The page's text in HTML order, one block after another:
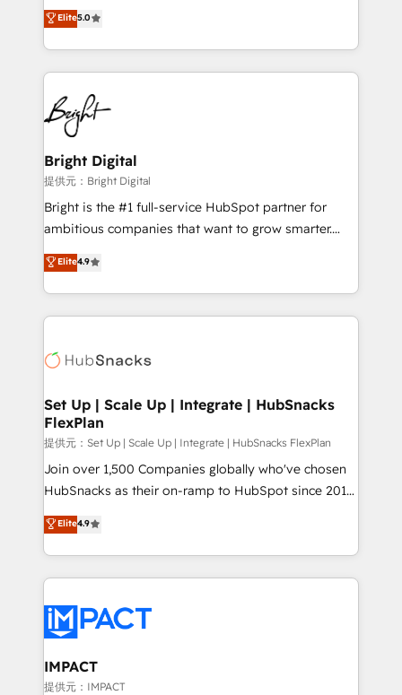
Growth-Driven Design Agency of the Year 🏆2016
Sales Enablement HubSpot Impact Award 🏆2015
HubSpot COS Performance Award 🏆2014 HubSpot
COS Design Award 🏆2013 HubSpot Marketplace
Partner 📆Founded in 1997
and nonprofits — to streamline operations, scale
revenue, and unlock the full potential of HubSpot.
With deep technical and industry expertise, we fuse
automation, integration, and AI innovation to deliver
lasting impact. We specialize in: • Turnkey and end-
to-end HubSpot implementations • Onboarding for
Sales, Service, Marketing & Content Hubs • AI voice
and chat agents, predictive automation, and smart
workflows • Salesforce + HubSpot integration •
RevOps and AI-driven sales enablement • Website
design and CMS development • ERP integration: SAP,
and CRM migration from any platform •
Client/member portals built on HubSpot • Custom
WooCommerce, BuilderTrend, and more Experience
the difference — reach out to see how AI + HubSpot
Elite5.0
Bright Digital
提供元：Bright Digital
Bright is the #1 full-service HubSpot partner for
ambitious companies that want to grow smarter.
From HubSpot onboarding, to training, from
developing a new website to lead generation and
digital marketing; we do it all (and with great
results)! In short, our services include: - HubSpot
HubSpot development: websites, custom modules,
marketing, advertising, campaigns, content and
design We connect people, data and technology to
improve customer experiences. With our bright
people, exciting ideas and can-do mentality, we
ensure revenue growth on a daily basis. So tell us
team of 100+ experts is ready for you! Driving digital
growth | www.brightdigital.com
Elite4.9
Set Up | Scale Up | Integrate | HubSnacks
FlexPlan
提供元：Set Up | Scale Up | Integrate | HubSnacks FlexPlan
Join over 1,500 Companies globally who've chosen
HubSnacks as their on-ramp to HubSpot since 2014
Simple pay-as-you-go plans that accelerate value...
1️⃣ Set Up | Onboarding New or Check-fixing existing
HubSpot portals 2️⃣ Scale Up | 100% HubSpot Task
Execution... Global 24/7 ... All Experts 3️⃣ Integrate |
Slash months from your API Integration project... ⬅️
Click "Contact Business" ⬅️ to access 150+ Kickstart
Integration templates that put HubSpot in the center
of your tech stack, syncing... 🛍️ Shopify or
Elite4.9
IMPACT
提供元：IMPACT